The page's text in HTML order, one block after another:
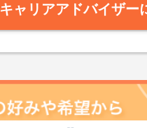
キャリアアドバイザー